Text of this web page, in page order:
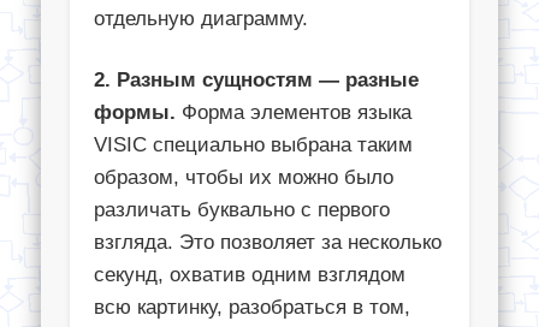
отдельную диаграмму.
2. Разным сущностям — разные
формы. Форма элементов языка
VISIC специально выбрана таким
образом, чтобы их можно было
различать буквально с первого
взгляда. Это позволяет за несколько
секунд, охватив одним взглядом
всю картинку, разобраться в том,